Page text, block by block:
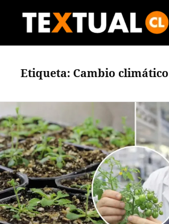
Etiqueta: Cambio climático